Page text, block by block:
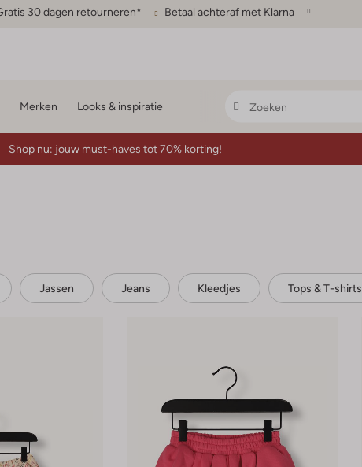
30 dagen retourneren* Betaal achteraf met Klarna
Merken Looks & inspiratie
Shop nu: jouw must-haves tot 70% korting!
Jassen Jeans Kleedjes Tops & T-shirts